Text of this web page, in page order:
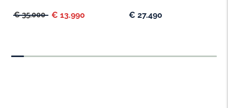
€ 35.000 € 13.990 € 27.490